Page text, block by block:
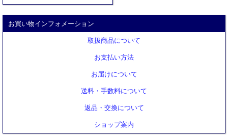
お買い物インフォメーション
取扱商品について
お支払い方法
お届けについて
送料・手数料について
返品・交換について
ショップ案内